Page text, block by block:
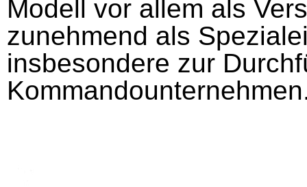
Modell vor allem als
zunehmend als
insbesondere zur